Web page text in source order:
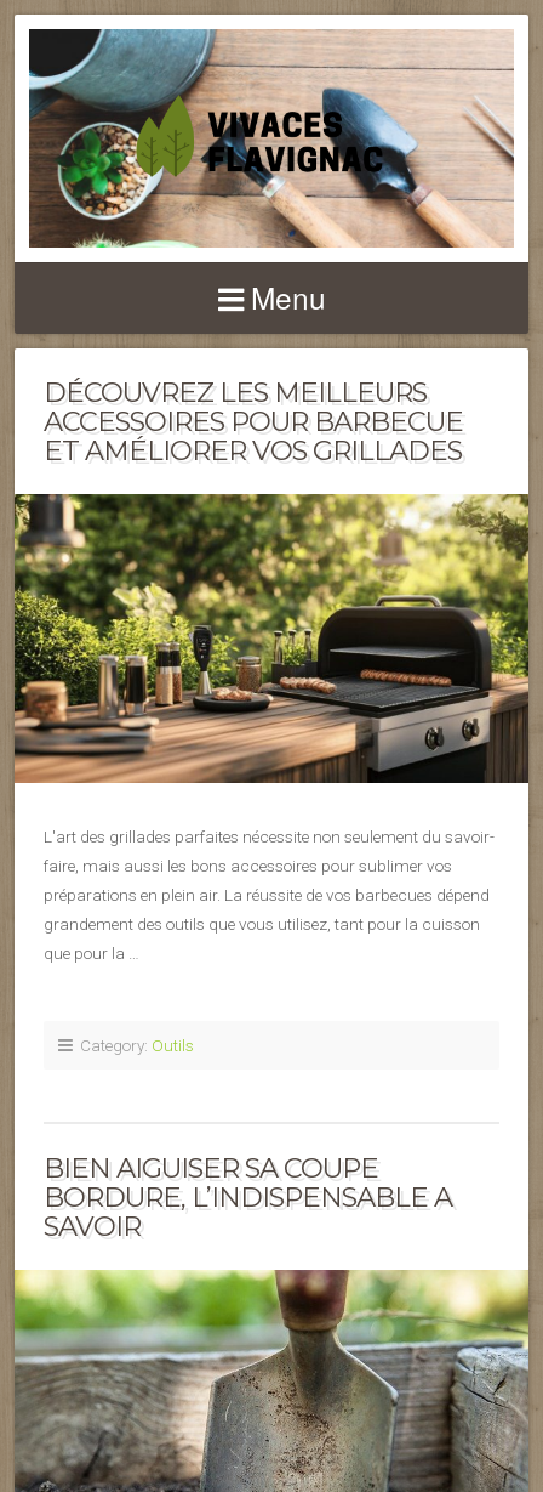
Menu
DÉCOUVREZ LES MEILLEURS
ACCESSOIRES POUR BARBECUE
ET AMÉLIORER VOS GRILLADES
L'art des grillades parfaites nécessite non seulement du savoir-
faire, mais aussi les bons accessoires pour sublimer vos
préparations en plein air. La réussite de vos barbecues dépend
grandement des outils que vous utilisez, tant pour la cuisson
que pour la …
Category: Outils
BIEN AIGUISER SA COUPE
BORDURE, L’INDISPENSABLE A
SAVOIR